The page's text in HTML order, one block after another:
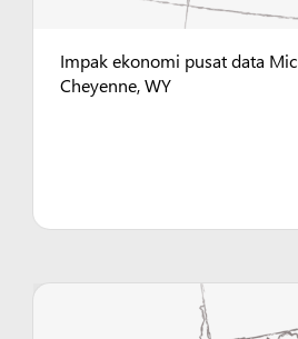
Impak ekonomi pusat data
Cheyenne, WY